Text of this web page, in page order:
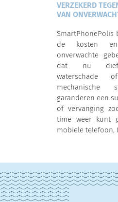
VERZEKERD
VAN
SmartPhonePolis
de kosten
onverwachte
dat nu
waterschade
garanderen een
of vervanging
time weer kunt
mobiele telefoon,